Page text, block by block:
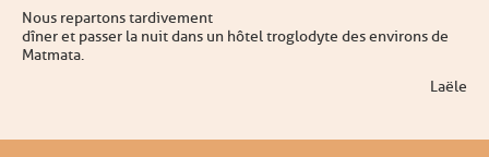
Nous repartons tardivement
dîner et passer la nuit dans un hôtel troglodyte des environs de
Matmata.
Laële